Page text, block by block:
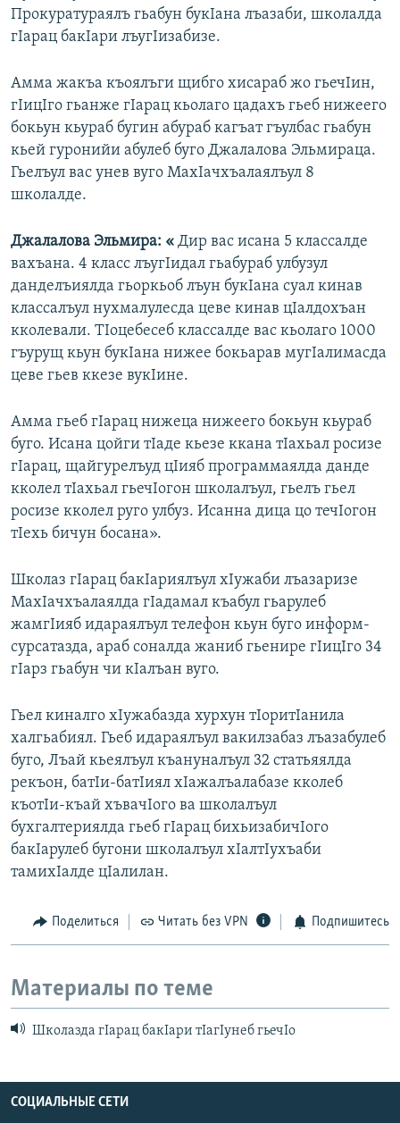
Прокуратураялъ гьабун букIана лъазаби, школалда
гIарац бакIари лъугIизабизе.
Амма жакъа къоялъги щибго хисараб жо гьечIин,
гIицIго гьанже гIарац кьолаго цадахъ гьеб нижеего
бокьун кьураб бугин абураб кагъат гъулбас гьабун
кьей гуронийи абулеб буго Джалалова Эльмираца.
Гьелъул вас унев вуго МахIачхъалаялъул 8
школалде.​
Джалалова Эльмира: « Дир вас исана 5 классалде
вахъана. 4 класс лъугIидал гьабураб улбузул
данделъиялда гьоркьоб лъун букIана суал кинав
классалъул нухмалулесда цеве кинав цIалдохъан
кколевали. ТIоцебесеб классалде вас кьолаго 1000
гъурущ кьун букIана нижее бокьарав мугIалимасда
цеве гьев ккезе вукIине.
Амма гьеб гIарац нижеца нижеего бокьун кьураб
буго. Исана цойги тIаде кьезе ккана тIахьал росизе
гIарац, щайгурелъуд цIияб программаялда данде
кколел тIахьал гьечIогон школалъул, гьелъ гьел
росизе кколел руго улбуз. Исанна дица цо течIогон
тIехь бичун босана».
Школаз гIарац бакIариялъул хIужаби лъазаризе
МахIачхъалаялда гIадамал къабул гьарулеб
жамгIияб идараялъул телефон кьун буго информ-
сурсатазда, араб соналда жаниб гьенире гIицIго 34
гIарз гьабун чи кIалъан вуго.
Гьел киналго хIужабазда хурхун тIоритIанила
халгьабиял. Гьеб идараялъул вакилзабаз лъазабулеб
буго, Лъай кьеялъул къануналъул 32 статьяялда
рекъон, батIи-батIиял хIажалъалабазе кколеб
къотIи-къай хъвачIого ва школалъул
бухгалтериялда гьеб гIарац бихьизабичIого
бакIарулеб бугони школалъул хIалтIухъаби
тамихIалде цIалилан.
Поделиться Читать без VPN Подпишитесь
Материалы по теме
Школазда гIарац бакIари тIагIунеб гьечIо
СОЦИАЛЬНЫЕ СЕТИ